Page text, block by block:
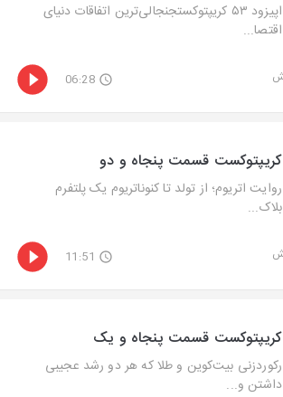
اپیزود ۵۳ کریپتوکستجنجالی‌ترین اتفاقات دنیای
اقتصا...
06:28
کریپتوکست قسمت پنجاه و دو
روایت اتریوم؛ از تولد تا کنوناتریوم یک پلتفرم
بلاک...
11:51
کریپتوکست قسمت پنجاه و یک
رکوردزنی بیت‌کوین و طلا که هر دو رشد عجیبی
داشتن و...